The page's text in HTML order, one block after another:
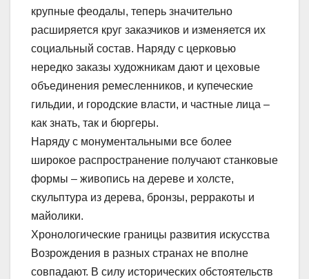
крупные феодалы, теперь значительно
расширяется круг заказчиков и изменяется их
социальный состав. Наряду с церковью
нередко заказы художникам дают и цеховые
объединения ремесленников, и купеческие
гильдии, и городские власти, и частные лица –
как знать, так и бюргеры.
Наряду с монументальными все более
широкое распространение получают станковые
формы – живопись на дереве и холсте,
скульптура из дерева, бронзы, рерракоты и
майолики.
Хронологические границы развития искусства
Возрождения в разных странах не вполне
совпадают. В силу исторических обстоятельств